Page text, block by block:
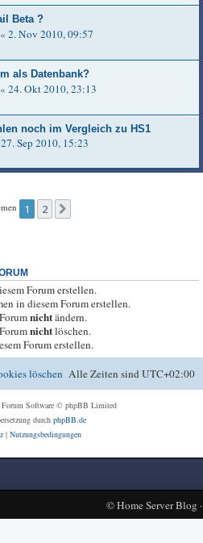
Beta ?
« 2. Nov 2010, 09:57
als Datenbank?
« 24. Okt 2010, 23:13
noch im Vergleich zu HS1
27. Sep 2010, 15:23
1 2
Forum erstellen.
in diesem Forum erstellen.
nichtändern.
nichtlöschen.
Forum erstellen.
Alle Zeiten sindUTC+02:00
löschen
Software © phpBB Limited
durch phpBB.de
| Nutzungsbedingungen
©Home Server Blog